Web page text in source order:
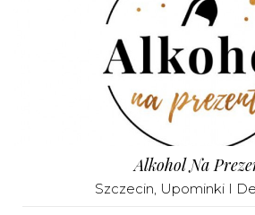
Alkohol Na
Szczecin, Upominki I